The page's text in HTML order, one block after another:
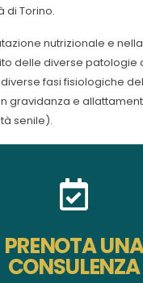
di Torino.
nutrizionale e
delle diverse patologie
fasi fisiologiche
gravidanza e
senile).
PRENOTA UNA
CONSULENZA